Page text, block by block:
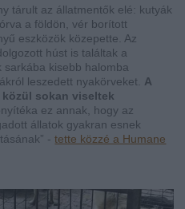
tárult az állatmentők elé: kutyák
a földön, vér borított
eszközök közepette. Az
húst is találtak a
kisebb halomba
leszedett nyakörveket. A
sokan viseltek
ez annak, hogy az
állatok gyakran esnek
-tette közzé a Humane